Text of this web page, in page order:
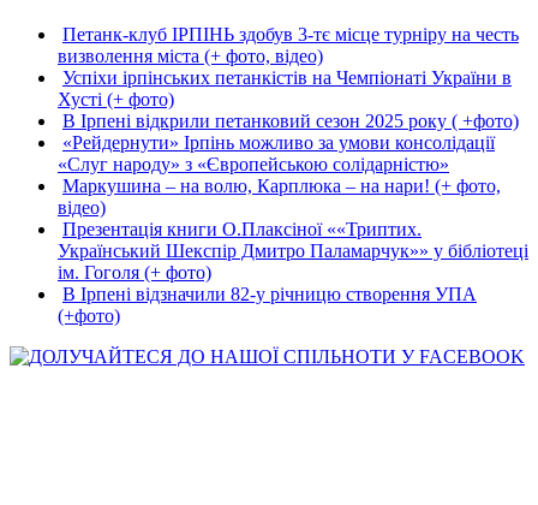
Петанк-клуб ІРПІНЬ здобув 3-тє місце турніру на честь
визволення міста (+ фото, відео)
Успіхи ірпінських петанкістів на Чемпіонаті України в
Хусті (+ фото)
В Ірпені відкрили петанковий сезон 2025 року ( +фото)
«Рейдернути» Ірпінь можливо за умови консолідації
«Слуг народу» з «Європейською солідарністю»
Маркушина – на волю, Карплюка – на нари! (+ фото,
відео)
Презентація книги О.Плаксіної ««Триптих.
Український Шекспір Дмитро Паламарчук»» у бібліотеці
ім. Гоголя (+ фото)
В Ірпені відзначили 82-у річницю створення УПА
(+фото)